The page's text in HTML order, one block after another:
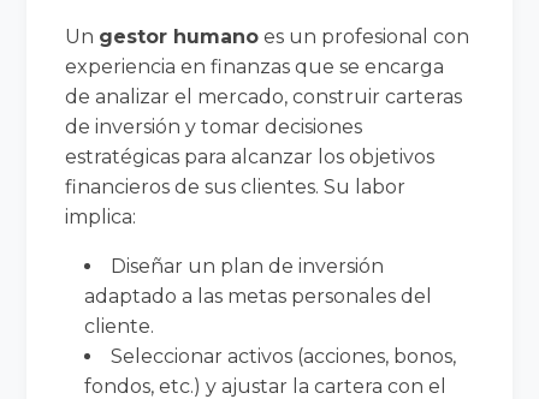
Un gestor humano es un profesional con
experiencia en finanzas que se encarga
de analizar el mercado, construir carteras
de inversión y tomar decisiones
estratégicas para alcanzar los objetivos
financieros de sus clientes. Su labor
implica:
Diseñar un plan de inversión
adaptado a las metas personales del
cliente.
Seleccionar activos (acciones, bonos,
fondos, etc.) y ajustar la cartera con el